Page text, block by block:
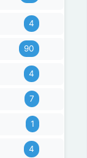
4
90
4
7
1
4